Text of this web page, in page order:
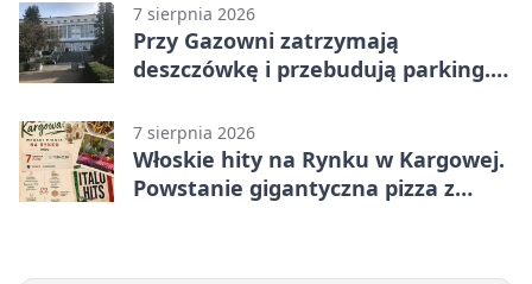
7 sierpnia 2026
Przy Gazowni zatrzymają
deszczówkę i przebudują parking.
7 sierpnia 2026
Włoskie hity na Rynku w Kargowej.
Powstanie gigantyczna pizza z